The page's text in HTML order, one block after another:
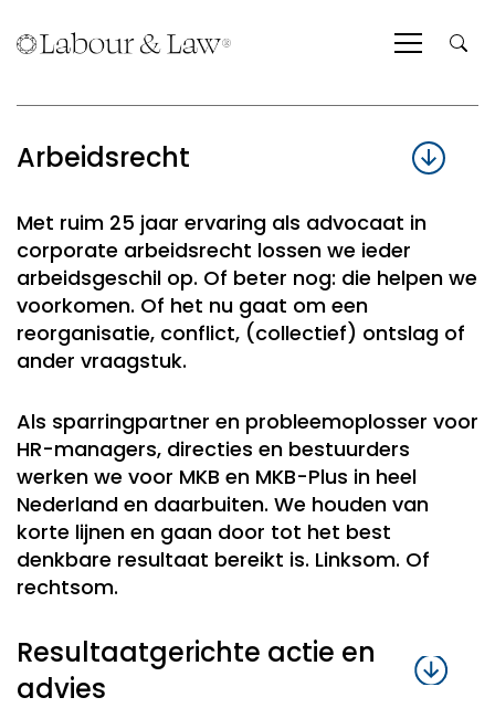
Arbeidsrecht
Met ruim 25 jaar ervaring als advocaat in
corporate arbeidsrecht lossen we ieder
arbeidsgeschil op. Of beter nog: die helpen we
voorkomen. Of het nu gaat om een
reorganisatie, conflict, (collectief) ontslag of
ander vraagstuk.
Als sparringpartner en probleemoplosser voor
HR-managers, directies en bestuurders
werken we voor MKB en MKB-Plus in heel
Nederland en daarbuiten. We houden van
korte lijnen en gaan door tot het best
denkbare resultaat bereikt is. Linksom. Of
rechtsom.
Resultaatgerichte actie en
advies